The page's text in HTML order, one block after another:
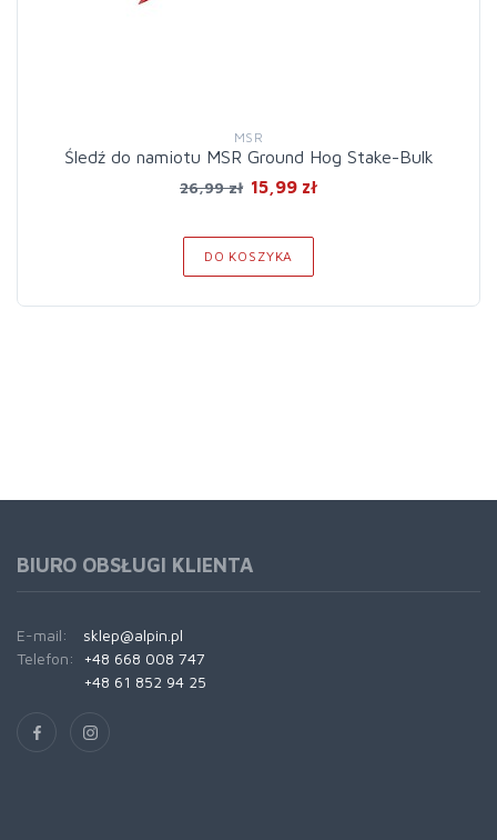
MSR
Śledź do namiotu MSR Ground Hog Stake-Bulk
26,99 zł 15,99 zł
DO KOSZYKA
BIURO OBSŁUGI KLIENTA
E-mail:
sklep@alpin.pl
Telefon:
+48 668 008 747
+48 61 852 94 25